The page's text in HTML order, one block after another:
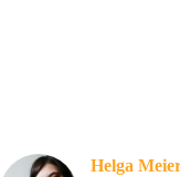
Helga